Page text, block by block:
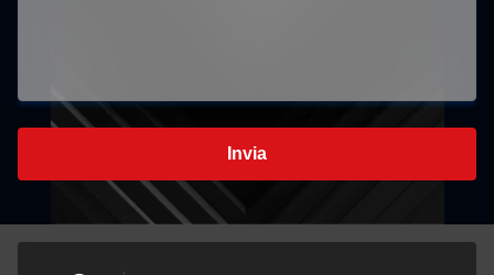
Invia